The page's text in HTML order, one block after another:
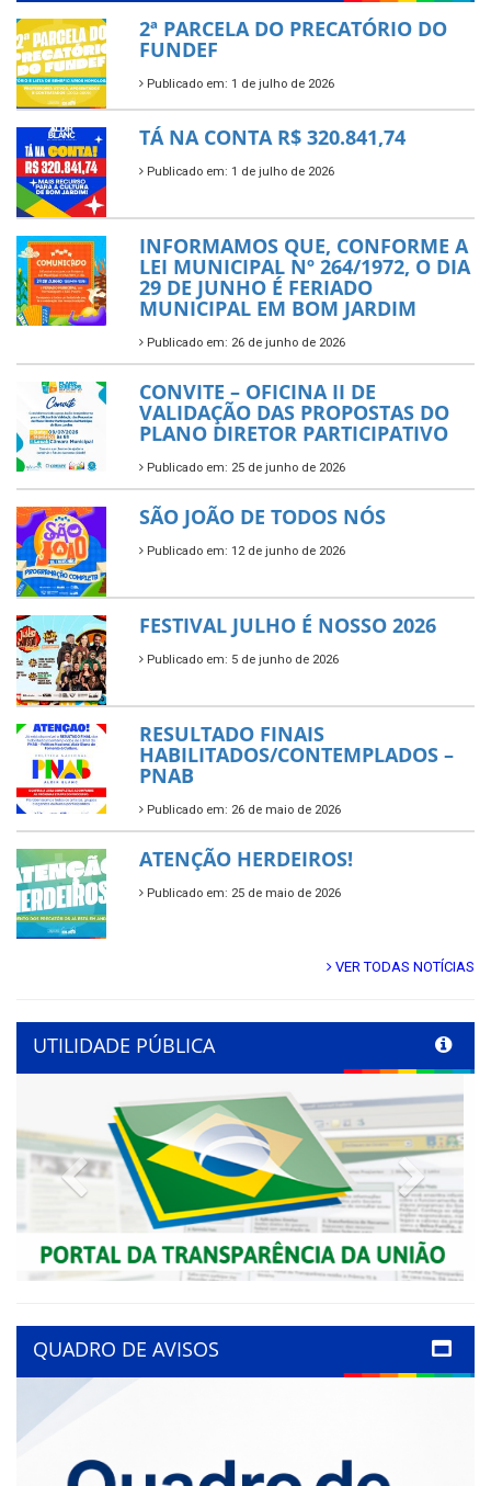
2ª PARCELA DO PRECATÓRIO DO
FUNDEF
Publicado em: 1 de julho de 2026
TÁ NA CONTA R$ 320.841,74
Publicado em: 1 de julho de 2026
INFORMAMOS QUE, CONFORME A
LEI MUNICIPAL Nº 264/1972, O DIA
29 DE JUNHO É FERIADO
MUNICIPAL EM BOM JARDIM
Publicado em: 26 de junho de 2026
CONVITE – OFICINA II DE
VALIDAÇÃO DAS PROPOSTAS DO
PLANO DIRETOR PARTICIPATIVO
Publicado em: 25 de junho de 2026
SÃO JOÃO DE TODOS NÓS
Publicado em: 12 de junho de 2026
FESTIVAL JULHO É NOSSO 2026
Publicado em: 5 de junho de 2026
RESULTADO FINAIS
HABILITADOS/CONTEMPLADOS –
PNAB
Publicado em: 26 de maio de 2026
ATENÇÃO HERDEIROS!
Publicado em: 25 de maio de 2026
VER TODAS NOTÍCIAS
UTILIDADE PÚBLICA
Previous Next
QUADRO DE AVISOS